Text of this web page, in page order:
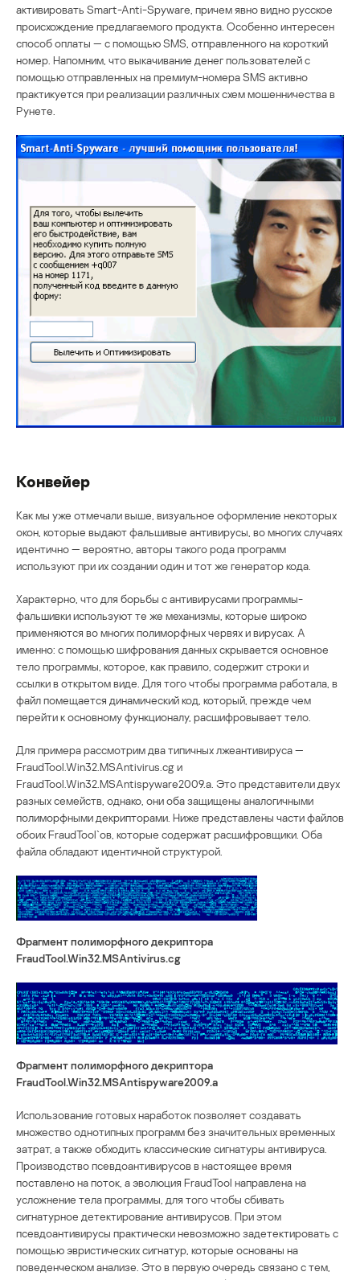
активировать Smart-Anti-Spyware, причем явно видно русское
происхождение предлагаемого продукта. Особенно интересен
способ оплаты — с помощью SMS, отправленного на короткий
номер. Напомним, что выкачивание денег пользователей с
помощью отправленных на премиум-номера SMS активно
практикуется при реализации различных схем мошенничества в
Рунете.
Конвейер
Как мы уже отмечали выше, визуальное оформление некоторых
окон, которые выдают фальшивые антивирусы, во многих случаях
идентично — вероятно, авторы такого рода программ
используют при их создании один и тот же генератор кода.
Характерно, что для борьбы с антивирусами программы-
фальшивки используют те же механизмы, которые широко
применяются во многих полиморфных червях и вирусах. А
именно: с помощью шифрования данных скрывается основное
тело программы, которое, как правило, содержит строки и
ссылки в открытом виде. Для того чтобы программа работала, в
файл помещается динамический код, который, прежде чем
перейти к основному функционалу, расшифровывает тело.
Для примера рассмотрим два типичных лжеантивируса —
FraudTool.Win32.MSAntivirus.cg и
FraudTool.Win32.MSAntispyware2009.a. Это представители двух
разных семейств, однако, они оба защищены аналогичными
полиморфными декрипторами. Ниже представлены части файлов
обоих FraudTool`ов, которые содержат расшифровщики. Оба
файла обладают идентичной структурой.
Фрагмент полиморфного декриптора
FraudTool.Win32.MSAntivirus.cg
Фрагмент полиморфного декриптора
FraudTool.Win32.MSAntispyware2009.a
Использование готовых наработок позволяет создавать
множество однотипных программ без значительных временных
затрат, а также обходить классические сигнатуры антивируса.
Производство псевдоантивирусов в настоящее время
поставлено на поток, а эволюция FraudTool направлена на
усложнение тела программы, для того чтобы сбивать
сигнатурное детектирование антивирусов. При этом
псевдоантивирусы практически невозможно задетектировать с
помощью эвристических сигнатур, которые основаны на
поведенческом анализе. Это в первую очередь связано с тем,